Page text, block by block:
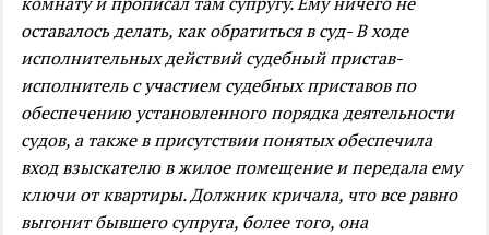
оставалось делать, как обратиться в суд- В ходе
исполнительных действий судебный пристав-
исполнитель с участием судебных приставов по
обеспечению установленного порядка деятельности
судов, а также в присутствии понятых обеспечила
вход взыскателю в жилое помещение и передала ему
ключи от квартиры. Должник кричала, что все равно
выгонит бывшего супруга, более того, она